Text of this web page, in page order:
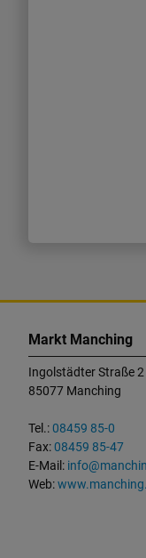
Markt Manching
Ingolstädter Straße 2
85077 Manching
Tel.:08459 85-0
Fax:08459 85-47
E-Mail:
Web: